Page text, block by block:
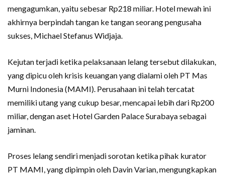
mengagumkan, yaitu sebesar Rp218 miliar. Hotel mewah ini
akhirnya berpindah tangan ke tangan seorang pengusaha
sukses, Michael Stefanus Widjaja.
Kejutan terjadi ketika pelaksanaan lelang tersebut dilakukan,
yang dipicu oleh krisis keuangan yang dialami oleh PT Mas
Murni Indonesia (MAMI). Perusahaan ini telah tercatat
memiliki utang yang cukup besar, mencapai lebih dari Rp200
miliar, dengan aset Hotel Garden Palace Surabaya sebagai
jaminan.
Proses lelang sendiri menjadi sorotan ketika pihak kurator
PT MAMI, yang dipimpin oleh Davin Varian, mengungkapkan